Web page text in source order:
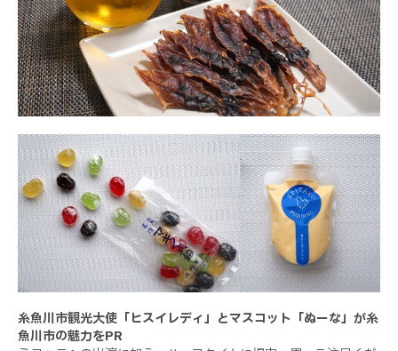
糸魚川市観光大使「ヒスイレディ」とマスコット「ぬーな」が糸
魚川市の魅力をPR